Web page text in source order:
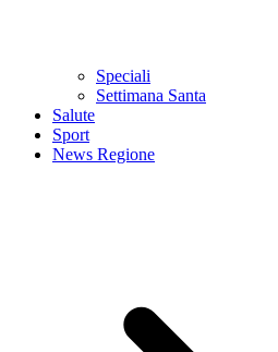
Speciali
Settimana Santa
Salute
Sport
News Regione